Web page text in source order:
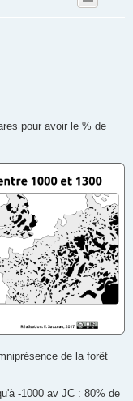
pour avoir le % de
de la forêt
-1000 av JC : 80% de